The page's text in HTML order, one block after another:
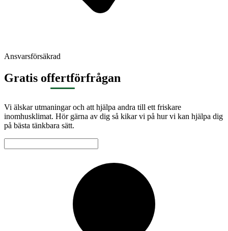
Ansvarsförsäkrad
Gratis offertförfrågan
Vi älskar utmaningar och att hjälpa andra till ett friskare
inomhusklimat. Hör gärna av dig så kikar vi på hur vi kan hjälpa dig
på bästa tänkbara sätt.